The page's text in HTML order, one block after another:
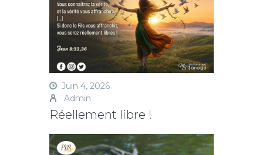
Juin 4, 2026
Admin
Réellement libre !